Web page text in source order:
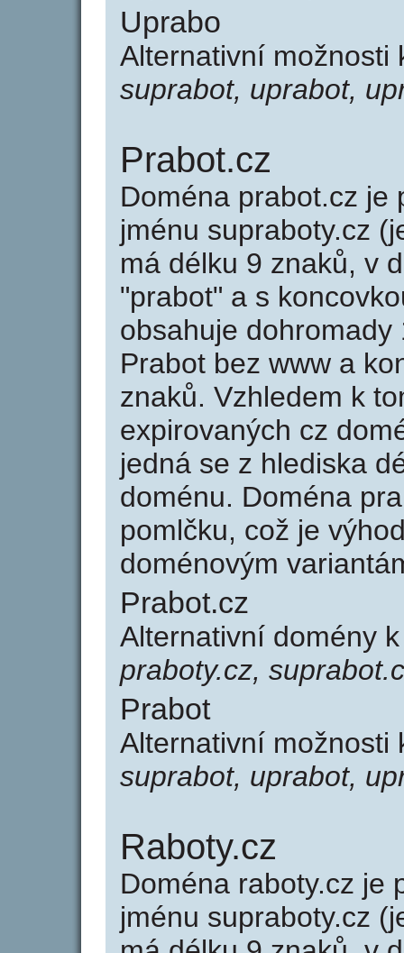
Uprabo
Alternativní
suprabot, uprabot,
Prabot.cz
Doména prabot.cz je
jménu supraboty.cz
má délku 9 znaků, v
"prabot" a s
obsahuje
Prabot bez www a
znaků. Vzhledem k
expirovaných cz
jedná se z hlediska
doménu. Doména
pomlčku, což je
doménovým
Prabot.cz
Alternativní domény
praboty.cz,
Prabot
Alternativní
suprabot, uprabot,
Raboty.cz
Doména raboty.cz je
jménu supraboty.cz